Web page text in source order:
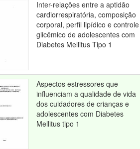
Inter-relações entre a aptidão
cardiorrespiratória, composição
corporal, perfil lipídico e controle
glicêmico de adolescentes com
Diabetes Mellitus Tipo 1
Aspectos estressores que
influenciam a qualidade de vida
dos cuidadores de crianças e
adolescentes com Diabetes
Mellitus tipo 1